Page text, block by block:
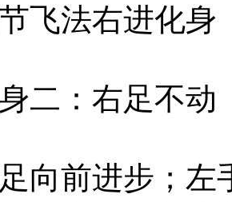
法右进化身
：右足不动
前进步；左